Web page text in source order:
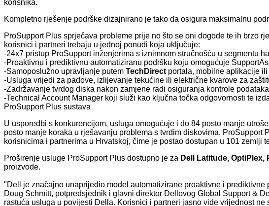
korisnika.
Kompletno rješenje podrške dizajnirano je tako da osigura maksimalnu
ProSupport Plus sprječava probleme prije no što se oni dogode te ih brzo
korisnici i partneri trebaju u jednoj ponudi koja uključuje:
-24x7 pristup ProSupport inženjerima s iznimnom stručnošću u segmentu
-Proaktivnu i prediktivnu automatiziranu podršku koju omogućuje
-Samoposlužno upravljanje putem TechDirectportala, mobilne aplikacije ili
-Usluga vrijedi za padove, izlijevanje tekućine ili električne kvarove za
-Zadržavanje tvrdog diska nakon zamjene radi osiguranja kontrole podataka
-Technical Account Manager koji služi kao ključna točka odgovornosti te
ProSupport Plus sustava
U usporedbi s konkurencijom, usluga omogućuje i do 84 posto manje
posto manje koraka u rješavanju problema s tvrdim diskovima. ProSupport
korisnicima i partnerima u Hrvatskoj, čime je postao dostupan u 101 zemlji
Proširenje usluge ProSupport Plus dostupno je za Dell Latitude, OptiPlex,
proizvode.
"Dell je značajno unaprijedio model automatizirane proaktivne i prediktivne
Doug Schmitt, potpredsjednik i glavni direktor Dellovog Global Support &
rastuća usluga u povijesti Della. Korisnici i partneri jasno vide vrijednost ne